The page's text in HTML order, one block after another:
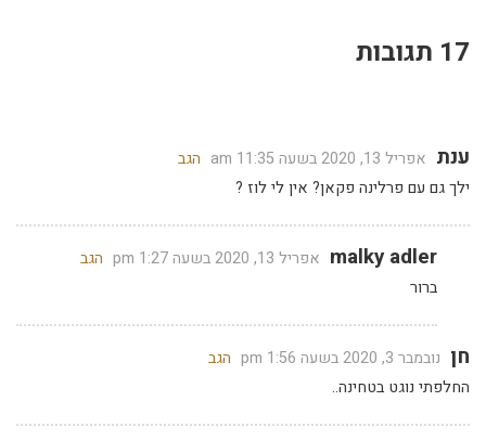
17 תגובות
ענת אפריל 13, 2020 בשעה 11:35 am
הגב
ילך גם עם פרלינה פקאן? אין לי לוז ?
malky adler אפריל 13, 2020 בשעה 1:27 pm
הגב
ברור
חן נובמבר 3, 2020 בשעה 1:56 pm
הגב
החלפתי נוגט בטחינה..